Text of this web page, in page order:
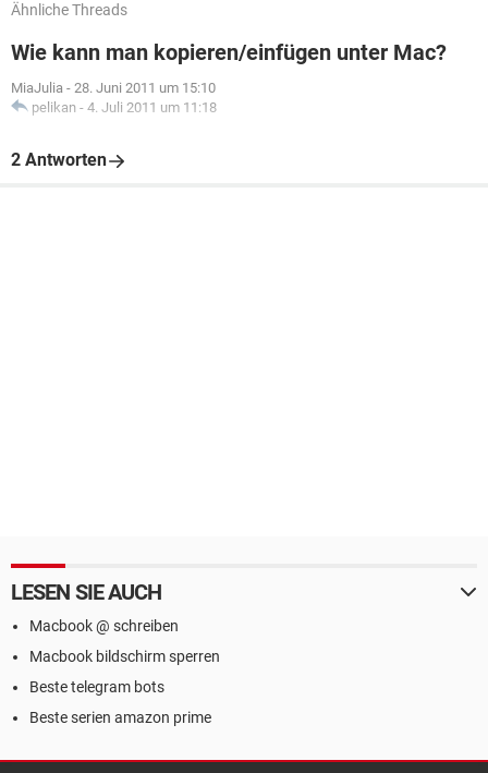
Ähnliche Threads
Wie kann man kopieren/einfügen unter Mac?
MiaJulia - 28. Juni 2011 um 15:10
pelikan - 4. Juli 2011 um 11:18
2 Antworten
LESEN SIE AUCH
Macbook @ schreiben
Macbook bildschirm sperren
Beste telegram bots
Beste serien amazon prime